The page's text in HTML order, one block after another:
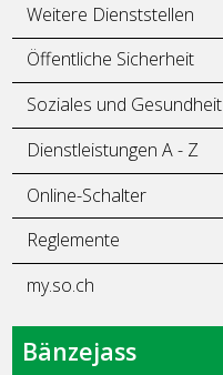
Weitere Dienststellen
Öffentliche Sicherheit
Soziales und Gesundheit
Dienstleistungen A - Z
Online-Schalter
Reglemente
my.so.ch
Bänzejass